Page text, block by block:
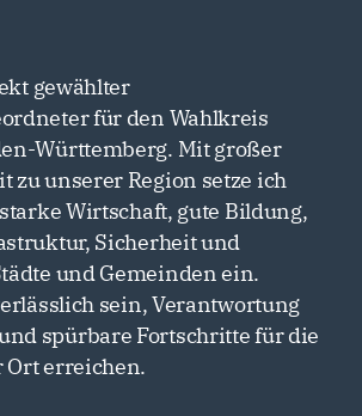
gewählter
für den Wahlkreis
Württemberg. Mit großer
zu unserer Region setze ich
Wirtschaft, gute Bildung,
Sicherheit und
und Gemeinden ein.
sein, Verantwortung
spürbare Fortschritte für die
Ort erreichen.